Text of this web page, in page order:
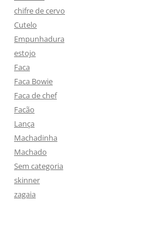
chifre de cervo
Cutelo
Empunhadura
estojo
Faca
Faca Bowie
Faca de chef
Facão
Lança
Machadinha
Machado
Sem categoria
skinner
zagaia